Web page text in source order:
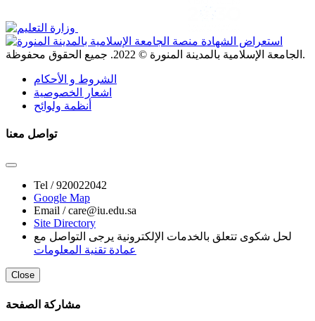
الجامعة الإسلامية بالمدينة المنورة © 2022 . جميع الحقوق محفوظة.
الشروط و الأحكام
اشعار الخصوصية
أنظمة ولوائح
تواصل معنا
Tel /920022042
Google Map
Email /care@iu.edu.sa
Site Directory
لحل شكوى تتعلق بالخدمات الإلكترونية يرجى التواصل مع
عمادة تقنية المعلومات
Close
مشاركة الصفحة